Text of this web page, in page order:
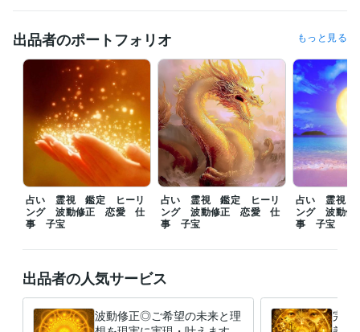
✿ご依頼から２４時間以内《翌日》を目安に鑑定及び施術結果をお伝え
させていただきます。
✿当日中など、お急ぎの方は、【特急便】オプションの追加をお願いし
ます。
第一最優先で鑑定及び施術をさせていただきます。
ぜひご気軽にご依頼、貴重なるご縁をいただけますと幸いです。
━━
たくさんの評価コメントをいただきありがとうございます。前向きなお
気持ちや決意を記載された方、温かいメッセージを記載して下さった方
が、１日も早く理想の現実実現を迎えられるように定期的にご支援をし
ています。焦らず一歩ずつ前進されて下さい。全力でご助言をさせてい
ご覧になっていただけますと幸いです♪
出品者のポートフォリオ もっと見る
占い 霊視 鑑定 ヒーリ
ング 波動修正 恋愛 仕
事 子宝
占い 霊視 鑑定 ヒーリ
ング 波動修正 恋愛 仕
事 子宝
占い 霊視
ング 波動
事 子宝
出品者の人気サービス
波動修正◎ご希望の未来と理
完全